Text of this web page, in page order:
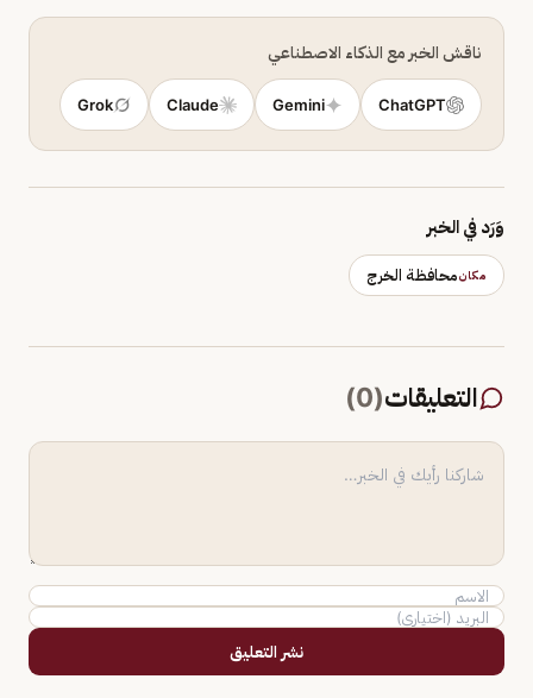
ناقش الخبر مع الذكاء الاصطناعي
ChatGPT
Gemini
Claude
Grok
وَرَد في الخبر
مكانمحافظة الخرج
التعليقات(
0
)
نشر التعليق